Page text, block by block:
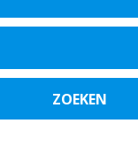
ZOEKEN